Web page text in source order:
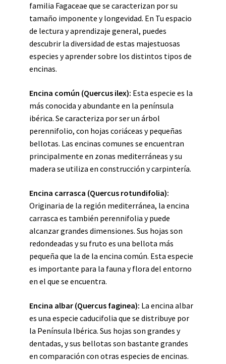
familia Fagaceae que se caracterizan por su
tamaño imponente y longevidad. En Tu espacio
de lectura y aprendizaje general, puedes
descubrir la diversidad de estas majestuosas
especies y aprender sobre los distintos tipos de
encinas.
Encina común (Quercus ilex): Esta especie es la
más conocida y abundante en la península
ibérica. Se caracteriza por ser un árbol
perennifolio, con hojas coriáceas y pequeñas
bellotas. Las encinas comunes se encuentran
principalmente en zonas mediterráneas y su
madera se utiliza en construcción y carpintería.
Encina carrasca (Quercus rotundifolia):
Originaria de la región mediterránea, la encina
carrasca es también perennifolia y puede
alcanzar grandes dimensiones. Sus hojas son
redondeadas y su fruto es una bellota más
pequeña que la de la encina común. Esta especie
es importante para la fauna y flora del entorno
en el que se encuentra.
Encina albar (Quercus faginea): La encina albar
es una especie caducifolia que se distribuye por
la Península Ibérica. Sus hojas son grandes y
dentadas, y sus bellotas son bastante grandes
en comparación con otras especies de encinas.